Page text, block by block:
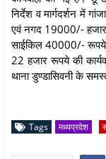
निर्देश व मार्गदर्शन में
एवं नगद 19000/-
साईकिल 40000/-
22 हजार रूपये की
थाना डुण्डासिवनी के
Tags मध्यप्रदेश